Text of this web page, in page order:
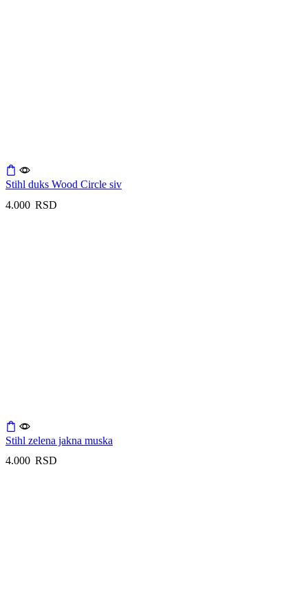
Stihl duks Wood Circle siv
4.000 RSD
Stihl zelena jakna muska
4.000 RSD